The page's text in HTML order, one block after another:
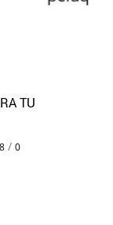
TU
/ 0